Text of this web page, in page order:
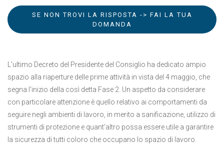
SE NON TROVI LA RISPOSTA -> FAI LA TUA
DOMANDA
L'ultimo Decreto del Presidente del Consiglio ha dedicato ampio
spazio alla riaperture delle prime attività in vista del 4 maggio, che
segna l'inizio della così detta Fase 2. Un aspetto da considerare
con particolare attenzione è quello relativo ai comportamenti da
seguire negli ambienti di lavoro, in merito a sanificazione, utilizzo di
strumenti di protezione e quant'altro possa essere utile a garantire
la sicurezza di tutti coloro che occupano lo spazio di lavoro.